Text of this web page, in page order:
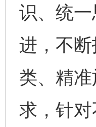
识、统
进，不
类、精
求，针